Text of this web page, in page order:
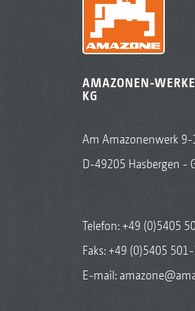
AMAZONEN-
KG
Am Amazonenwerk 9-
D-49205 Hasbergen -
Telefon:+49 (0)5405
Faks: +49 (0)5405
E-mail: